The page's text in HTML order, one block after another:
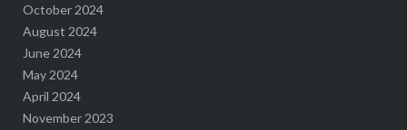
October 2024
August 2024
June 2024
May 2024
April 2024
November 2023